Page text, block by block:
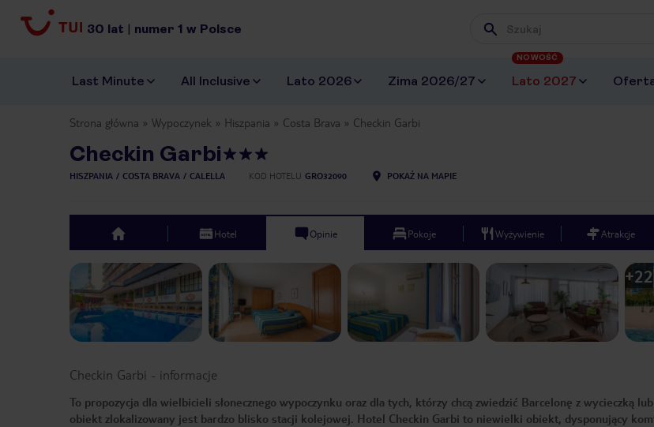
30 lat | numer 1 w Polsce Wpisz frazę, której szukasz
Last Minute All Inclusive Lato 2026 Zima 2026/27 Lato 2027
NOWOŚĆ
Strona główna Wypoczynek Hiszpania Costa Brava Checkin Garbi
Checkin Garbi
HISZPANIA COSTA BRAVA CALELLA KOD HOTELU GRO32090 POKAŻ NA MAPIE
top Hotel Opinie Pokoje Wyżywienie Atrakcje
Previous slide +22
Checkin Garbi - informacje
To propozycja dla wielbicieli słonecznego wypoczynku oraz dla tych, którzy chcą zwiedzić Barcelonę z wycieczką
obiekt zlokalizowany jest bardzo blisko stacji kolejowej. Hotel Checkin Garbi to niewielki obiekt, dysponujący